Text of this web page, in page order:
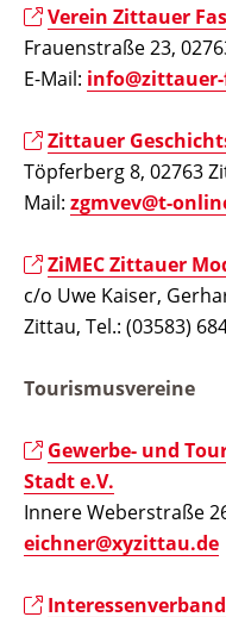
Verein Zittauer
Frauenstraße 23,
E-Mail:
Zittauer
Töpferberg 8, 02763
Mail: zgmvev@t-
ZiMEC Zittauer
c/o Uwe Kaiser,
Zittau, Tel.: (03583)
Tourismusvereine
Gewerbe- und
Stadt e.V.
Innere Weberstraße
eichner@xyzittau.de